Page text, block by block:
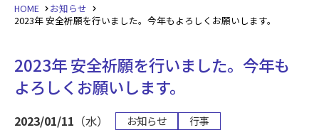
HOME
お知らせ
2023年 安全祈願を行いました。今年もよろしくお願いします。
2023年 安全祈願を行いました。今年も
よろしくお願いします。
2023/01/11 （水） お知らせ 行事